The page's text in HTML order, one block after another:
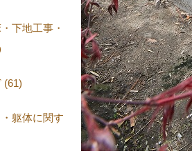
下地工事・
(61)
躯体に関す